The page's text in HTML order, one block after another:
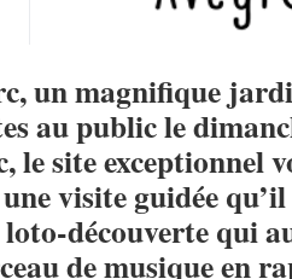
un magnifique
au public le
le site exceptionnel
visite guidée
découverte qui
de musique en